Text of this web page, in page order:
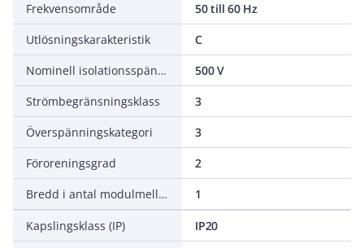
Frekvensområde
50 till 60 Hz
Utlösningskarakteristik
C
Nominell isolationsspänning
500 V
Strömbegränsningsklass
3
Överspänningskategori
3
Föroreningsgrad
2
Bredd i antal modulmellanrum
1
Kapslingsklass (IP)
IP20